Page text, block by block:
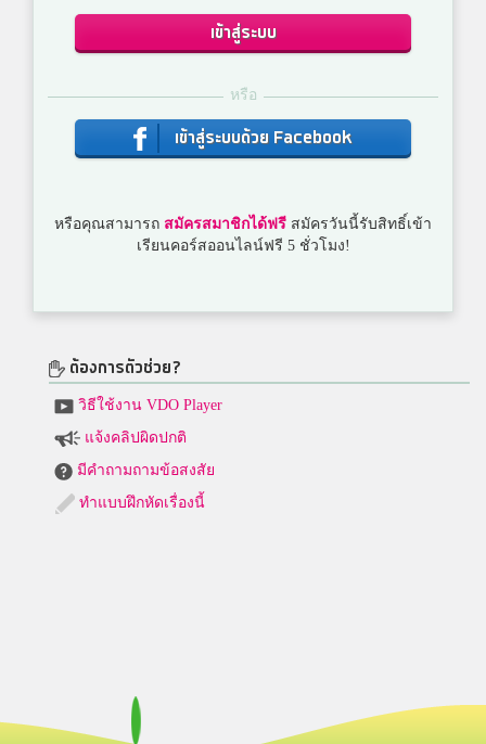
เข้าสู่ระบบ
หรือ
เข้าสู่ระบบด้วย Facebook
หรือคุณสามารถ สมัครสมาชิกได้ฟรี สมัครวันนี้รับสิทธิ์เข้า
เรียนคอร์สออนไลน์ฟรี 5 ชั่วโมง!
ต้องการตัวช่วย?
วิธีใช้งาน VDO Player
แจ้งคลิปผิดปกติ
มีคำถามถามข้อสงสัย
ทำแบบฝึกหัดเรื่องนี้